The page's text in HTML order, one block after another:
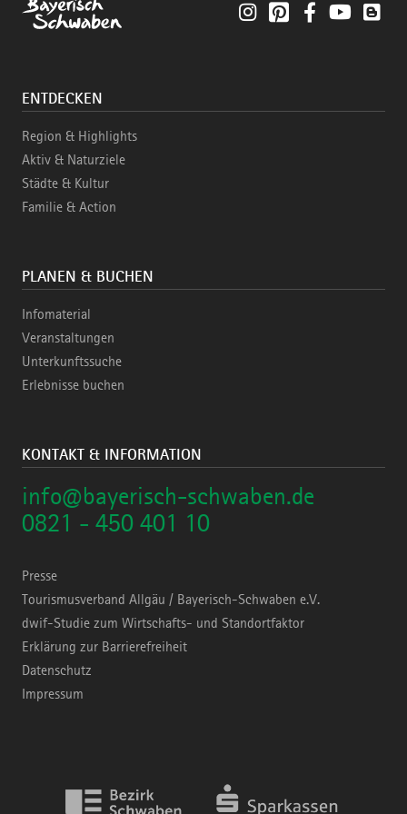
InstagramPinterestFacebookYouTube
ENTDECKEN
Region & Highlights
Aktiv & Naturziele
Städte & Kultur
Familie & Action
PLANEN & BUCHEN
Infomaterial
Veranstaltungen
Unterkunftssuche
Erlebnisse buchen
KONTAKT & INFORMATION
info@bayerisch-schwaben.de
0821 - 450 401 10
Presse
Tourismusverband Allgäu / Bayerisch-Schwaben e.V.
dwif-Studie zum Wirtschafts- und Standortfaktor
Erklärung zur Barrierefreiheit
Datenschutz
Impressum